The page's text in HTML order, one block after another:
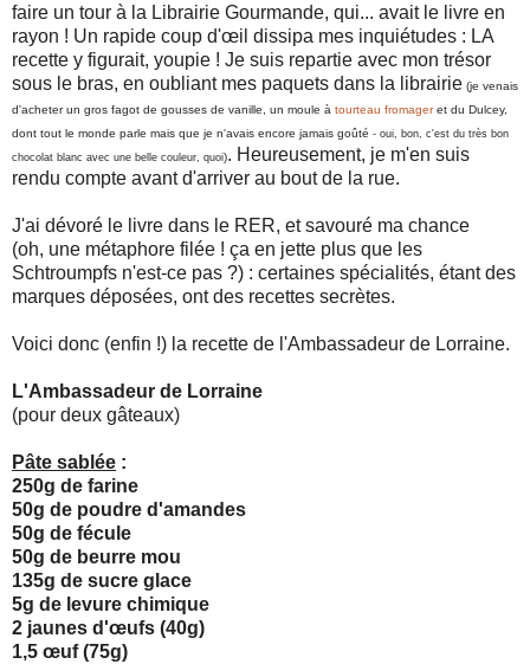
faire un tour à la Librairie Gourmande, qui... avait le livre en
rayon ! Un rapide coup d'œil dissipa mes inquiétudes : LA
recette y figurait, youpie ! Je suis repartie avec mon trésor
sous le bras, en oubliant mes paquets dans la librairie (je venais
d'acheter un gros fagot de gousses de vanille, un moule à tourteau fromageret du Dulcey,
dont tout le monde parle mais que je n'avais encore jamais goûté - oui, bon, c'est du très bon
chocolat blanc avec une belle couleur, quoi). Heureusement, je m'en suis
rendu compte avant d'arriver au bout de la rue.
J'ai dévoré le livre dans le RER, et savouré ma chance
(oh, une métaphore filée ! ça en jette plus que les
Schtroumpfs n'est-ce pas ?) : certaines spécialités, étant des
marques déposées, ont des recettes secrètes.
Voici donc (enfin !) la recette de l'Ambassadeur de Lorraine.
L'Ambassadeur de Lorraine
(pour deux gâteaux)
Pâte sablée :
250g de farine
50g de poudre d'amandes
50g de fécule
50g de beurre mou
135g de sucre glace
5g de levure chimique
2 jaunes d'œufs (40g)
1,5 œuf (75g)